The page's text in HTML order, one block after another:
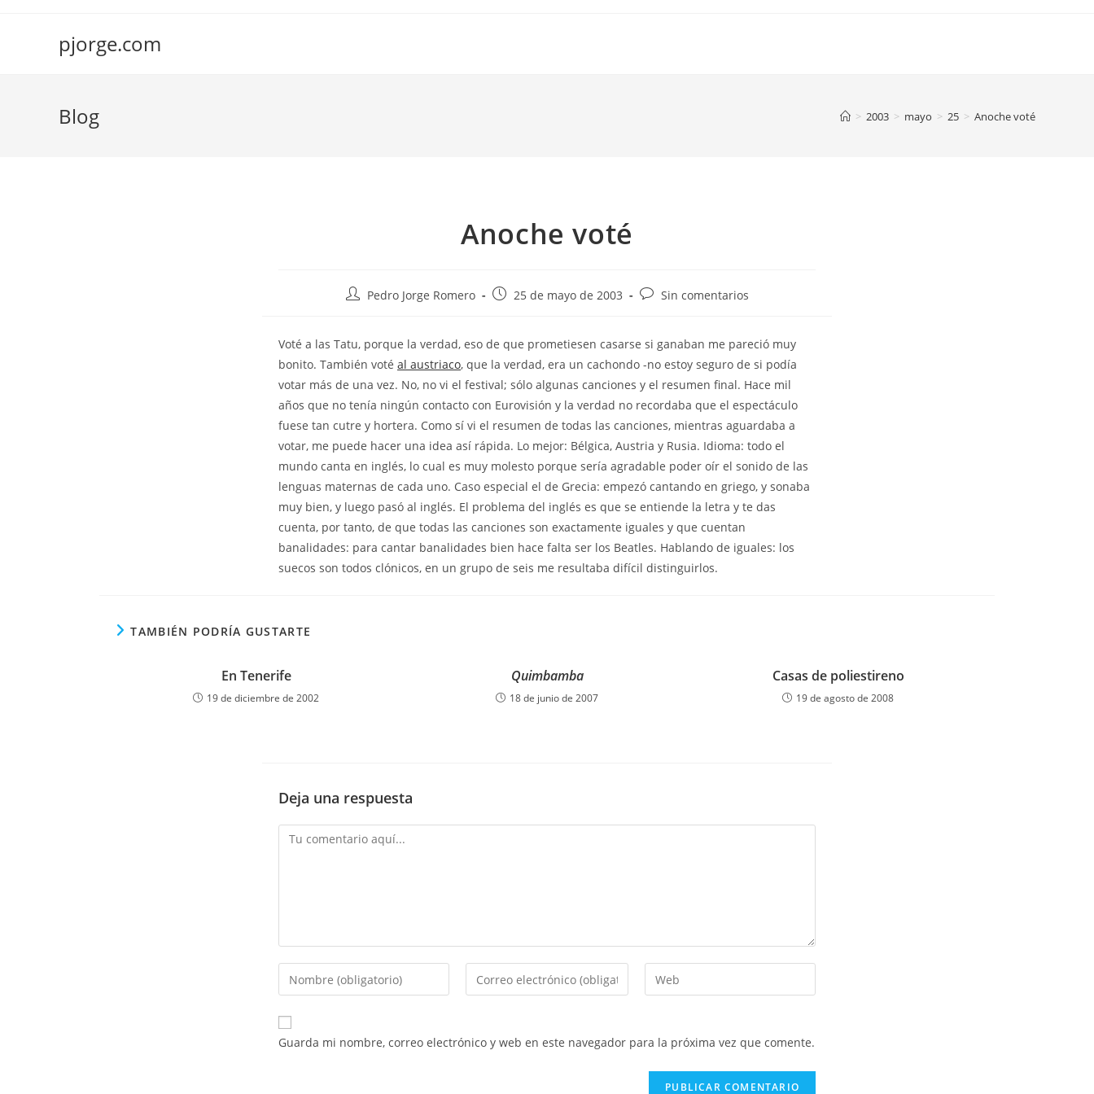
pjorge.com
Blog > 2003 > mayo > 25 > Anoche voté
Anoche voté
Autor
entrada:
Pedro Jorge Romero
Publicación
entrada:
25 de mayo de 2003
Comentarios
entrada:
Sin comentarios
Voté a las Tatu, porque la verdad, eso de que prometiesen casarse si ganaban me pareció muy
bonito. También voté al austriaco, que la verdad, era un cachondo -no estoy seguro de si podía
votar más de una vez. No, no vi el festival; sólo algunas canciones y el resumen final. Hace mil
años que no tenía ningún contacto con Eurovisión y la verdad no recordaba que el espectáculo
fuese tan cutre y hortera. Como sí vi el resumen de todas las canciones, mientras aguardaba a
votar, me puede hacer una idea así rápida. Lo mejor: Bélgica, Austria y Rusia. Idioma: todo el
mundo canta en inglés, lo cual es muy molesto porque sería agradable poder oír el sonido de las
lenguas maternas de cada uno. Caso especial el de Grecia: empezó cantando en griego, y sonaba
muy bien, y luego pasó al inglés. El problema del inglés es que se entiende la letra y te das
cuenta, por tanto, de que todas las canciones son exactamente iguales y que cuentan
banalidades: para cantar banalidades bien hace falta ser los Beatles. Hablando de iguales: los
suecos son todos clónicos, en un grupo de seis me resultaba difícil distinguirlos.
TAMBIÉN PODRÍA GUSTARTE
En Tenerife
19 de diciembre de 2002
Quimbamba
18 de junio de 2007
Casas de poliestireno
19 de agosto de 2008
Deja una respuesta
Comentario
Introduce
tu
nombre
o
Introduce
tu
correo
Introduce
la
web
Guarda mi nombre, correo electrónico y web en este navegador para la próxima vez que comente.